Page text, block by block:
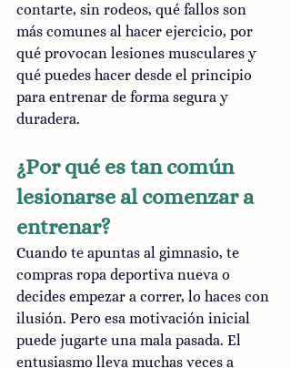
contarte, sin rodeos, qué fallos son
más comunes al hacer ejercicio, por
qué provocan lesiones musculares y
qué puedes hacer desde el principio
para entrenar de forma segura y
duradera.
¿Por qué es tan común
lesionarse al comenzar a
entrenar?
Cuando te apuntas al gimnasio, te
compras ropa deportiva nueva o
decides empezar a correr, lo haces con
ilusión. Pero esa motivación inicial
puede jugarte una mala pasada. El
entusiasmo lleva muchas veces a